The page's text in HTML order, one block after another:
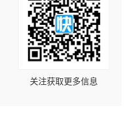
关注获取更多信息